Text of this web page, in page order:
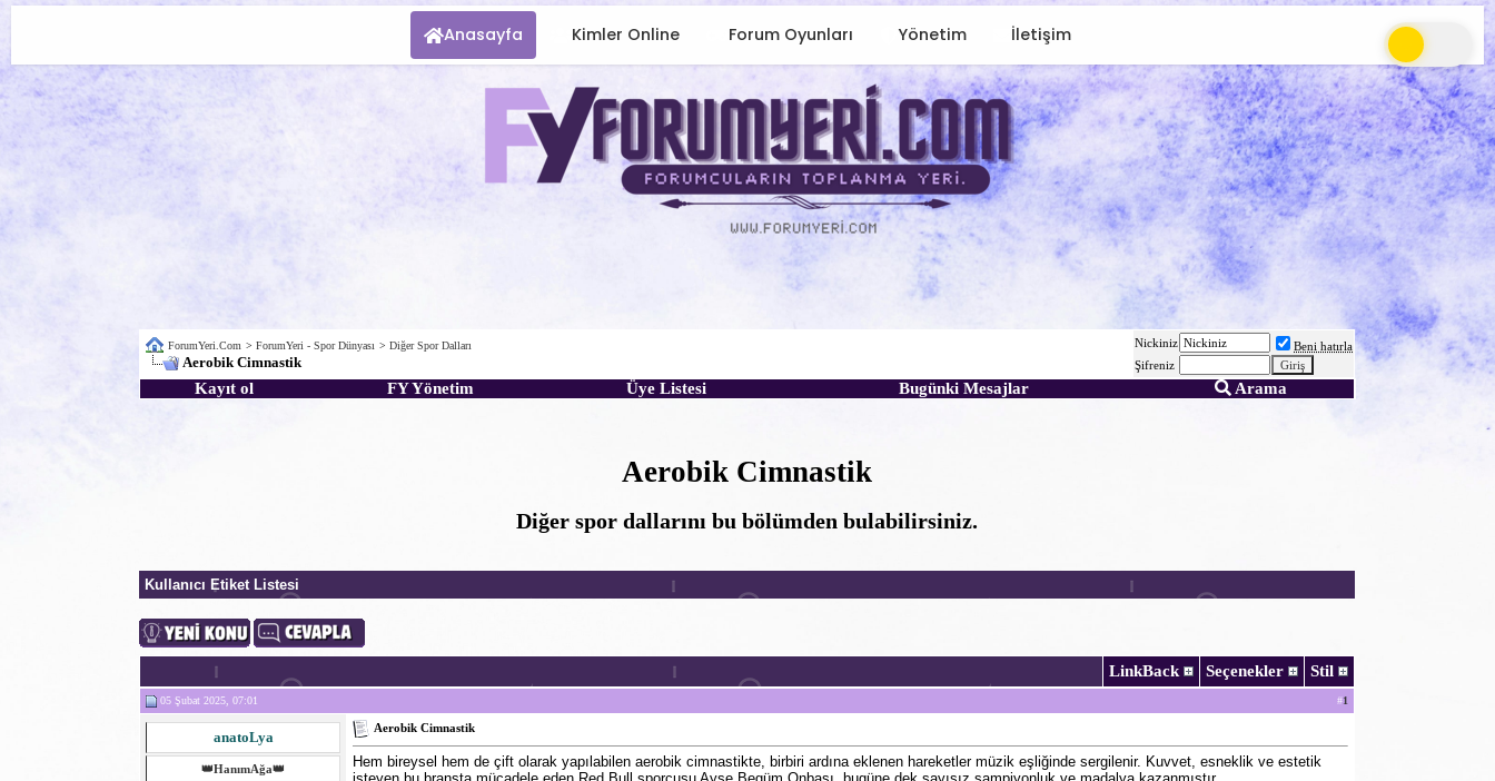
Anasayfa Kimler Online Forum Oyunları Yönetim İletişim
ForumYeri.Com >ForumYeri - Spor Dünyası >Diğer Spor Dalları
Aerobik Cimnastik
Nickiniz
Beni hatırla
Şifreniz
Kayıt ol FY Yönetim Üye Listesi Bugünki Mesajlar Arama
Aerobik Cimnastik
Diğer spor dallarını bu bölümden bulabilirsiniz.
Kullanıcı Etiket Listesi
LinkBack Seçenekler Stil
05 Şubat 2025, 07:01 #1
anatoLya
👑HanımAğa👑
Aerobik Cimnastik
Hem bireysel hem de çift olarak yapılabilen aerobik cimnastikte, birbiri ardına eklenen hareketler müzik eşliğinde sergilenir. Kuvvet, esneklik ve estetik